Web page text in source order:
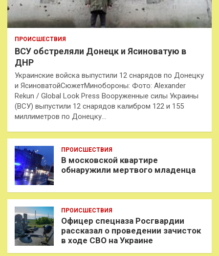
ПРОИСШЕСТВИЯ
ВСУ обстреляли Донецк и Ясиноватую в
ДНР
Украинские войска выпустили 12 снарядов по Донецку
и ЯсиноватойСюжетМинобороны: Фото: Alexander
Rekun / Global Look Press Вооруженные силы Украины
(ВСУ) выпустили 12 снарядов калибром 122 и 155
миллиметров по Донецку…
ПРОИСШЕСТВИЯ
В московской квартире
обнаружили мертвого младенца
ПРОИСШЕСТВИЯ
Офицер спецназа Росгвардии
рассказал о проведении зачисток
в ходе СВО на Украине